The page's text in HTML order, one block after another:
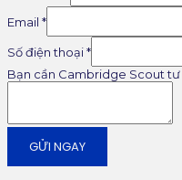
Email *
Số điện thoại*
Bạn cần Cambridge Scout tư
GỬI NGAY